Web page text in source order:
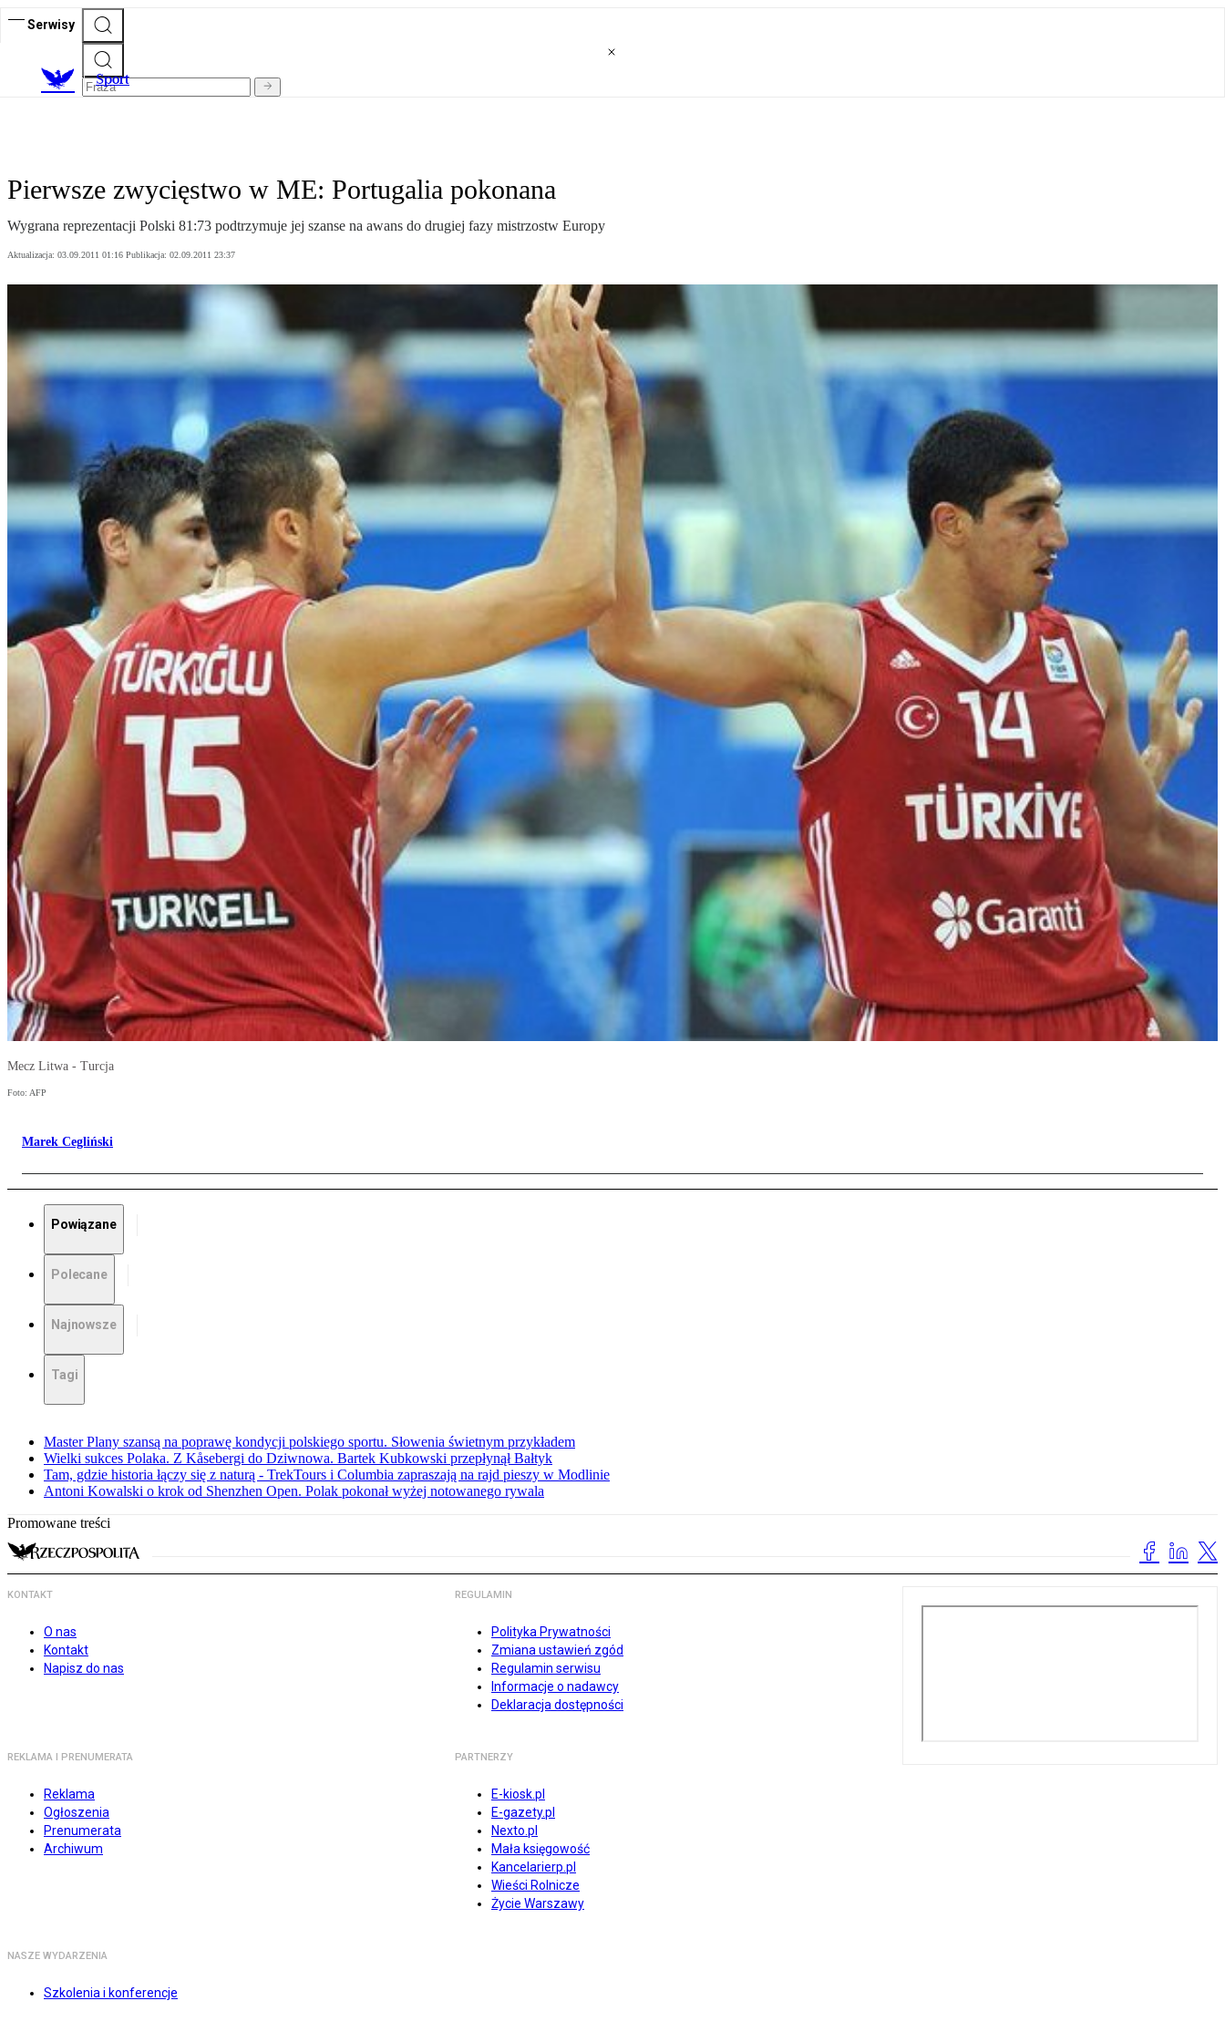
Serwisy
Sport
Pierwsze zwycięstwo w ME: Portugalia pokonana
Wygrana reprezentacji Polski 81:73 podtrzymuje jej szanse na awans do drugiej fazy mistrzostw Europy
Aktualizacja: 03.09.2011 01:16 Publikacja: 02.09.2011 23:37
Mecz Litwa - Turcja
Foto: AFP
Marek Cegliński
Powiązane
Polecane
Najnowsze
Tagi
Master Plany szansą na poprawę kondycji polskiego sportu. Słowenia świetnym przykładem
Wielki sukces Polaka. Z Kåsebergi do Dziwnowa. Bartek Kubkowski przepłynął Bałtyk
Tam, gdzie historia łączy się z naturą - TrekTours i Columbia zapraszają na rajd pieszy w Modlinie
Antoni Kowalski o krok od Shenzhen Open. Polak pokonał wyżej notowanego rywala
Promowane treści
KONTAKT
O nas
Kontakt
Napisz do nas
REGULAMIN
Polityka Prywatności
Zmiana ustawień zgód
Regulamin serwisu
Informacje o nadawcy
Deklaracja dostępności
REKLAMA I PRENUMERATA
Reklama
Ogłoszenia
Prenumerata
Archiwum
PARTNERZY
E-kiosk.pl
E-gazety.pl
Nexto.pl
Mała księgowość
Kancelarierp.pl
Wieści Rolnicze
Życie Warszawy
NASZE WYDARZENIA
Szkolenia i konferencje